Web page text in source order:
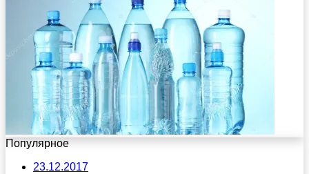
Популярное
23.12.2017